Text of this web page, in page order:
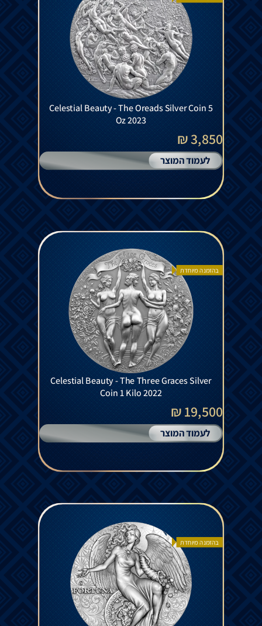
Celestial Beauty - The Oreads Silver Coin 5
Oz 2023
3,850 ₪
לעמוד המוצר
בהזמנה מיוחדת
Celestial Beauty - The Three Graces Silver
Coin 1 Kilo 2022
19,500 ₪
לעמוד המוצר
בהזמנה מיוחדת